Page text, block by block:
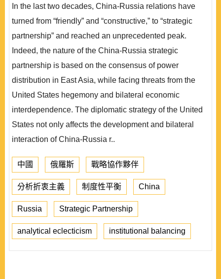
In the last two decades, China-Russia relations have
turned from “friendly” and “constructive,” to “strategic
partnership” and reached an unprecedented peak.
Indeed, the nature of the China-Russia strategic
partnership is based on the consensus of power
distribution in East Asia, while facing threats from the
United States hegemony and bilateral economic
interdependence. The diplomatic strategy of the United
States not only affects the development and bilateral
interaction of China-Russia r..
中國 俄羅斯 戰略協作夥伴
分析折衷主義 制度性平衡 China
Russia Strategic Partnership
analytical eclecticism institutional balancing